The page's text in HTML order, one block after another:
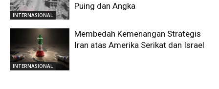
INTERNASIONAL
Puing dan Angka
INTERNASIONAL
Membedah Kemenangan Strategis
Iran atas Amerika Serikat dan Israel